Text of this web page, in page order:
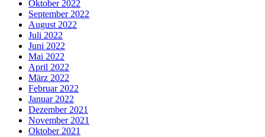
Oktober 2022
September 2022
August 2022
Juli 2022
Juni 2022
Mai 2022
April 2022
März 2022
Februar 2022
Januar 2022
Dezember 2021
November 2021
Oktober 2021